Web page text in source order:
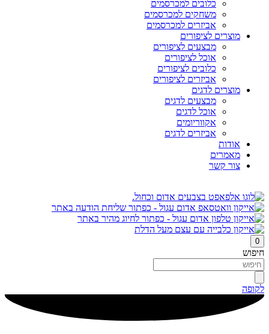
כלובים למכרסמים
משחקים למכרסמים
אביזרים למכרסמים
מוצרים לציפורים
מבצעים לציפורים
אוכל לציפורים
כלובים לציפורים
אביזרים לציפורים
מוצרים לדגים
מבצעים לדגים
אוכל לדגים
אקווריומים
אביזרים לדגים
אודות
מאמרים
צור קשר
0
חיפוש
לקופה